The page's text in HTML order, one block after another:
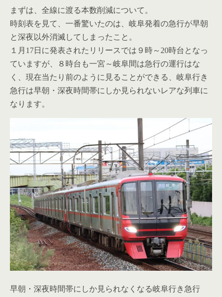
まずは、全線に渡る本数削減について。
時刻表を見て、一番驚いたのは、岐阜発着の急行が早朝
と深夜以外消滅してしまったこと。
１月17日に発表されたリリースでは９時～20時台となっ
ていますが、８時台も一宮～岐阜間は急行の運行はな
く、現在当たり前のように見ることができる、岐阜行き
急行は早朝・深夜時間帯にしか見られないレアな列車に
なります。
早朝・深夜時間帯にしか見られなくなる岐阜行き急行